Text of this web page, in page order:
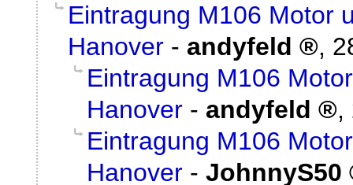
Eintragung M106 Motor
Hanover - andyfeld ,
Eintragung M106
Hanover - andyfeld ,
Eintragung M106
Hanover - JohnnyS50